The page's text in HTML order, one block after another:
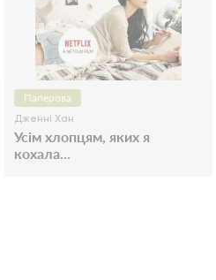
Паперова
Дженні Хан
Усім хлопцям, яких я
кохала...